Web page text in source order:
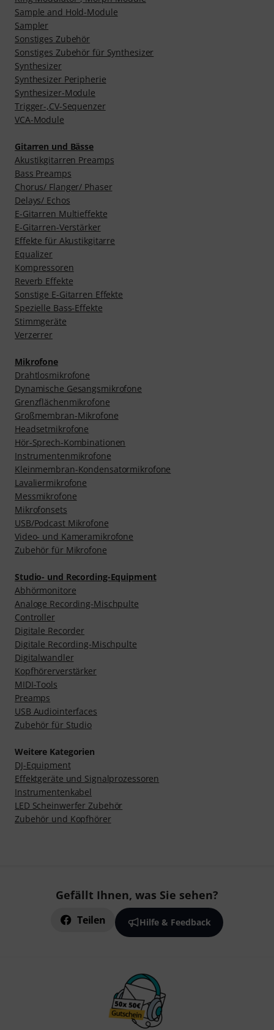
Sample and Hold-Module
Sampler
Sonstiges Zubehör
Sonstiges Zubehör für Synthesizer
Synthesizer
Synthesizer Peripherie
Synthesizer-Module
Trigger-,CV-Sequenzer
VCA-Module
Gitarren und Bässe
Akustikgitarren Preamps
Bass Preamps
Chorus/ Flanger/ Phaser
Delays/ Echos
E-Gitarren Multieffekte
E-Gitarren-Verstärker
Effekte für Akustikgitarre
Equalizer
Kompressoren
Reverb Effekte
Sonstige E-Gitarren Effekte
Spezielle Bass-Effekte
Stimmgeräte
Verzerrer
Mikrofone
Drahtlosmikrofone
Dynamische Gesangsmikrofone
Grenzflächenmikrofone
Großmembran-Mikrofone
Headsetmikrofone
Hör-Sprech-Kombinationen
Instrumentenmikrofone
Kleinmembran-Kondensatormikrofone
Lavaliermikrofone
Messmikrofone
Mikrofonsets
USB/Podcast Mikrofone
Video- und Kameramikrofone
Zubehör für Mikrofone
Studio- und Recording-Equipment
Abhörmonitore
Analoge Recording-Mischpulte
Controller
Digitale Recorder
Digitale Recording-Mischpulte
Digitalwandler
Kopfhörerverstärker
MIDI-Tools
Preamps
USB Audiointerfaces
Zubehör für Studio
Weitere Kategorien
DJ-Equipment
Effektgeräte und Signalprozessoren
Instrumentenkabel
LED Scheinwerfer Zubehör
Zubehör und Kopfhörer
Gefällt Ihnen, was Sie sehen?
Teilen Hilfe & Feedback